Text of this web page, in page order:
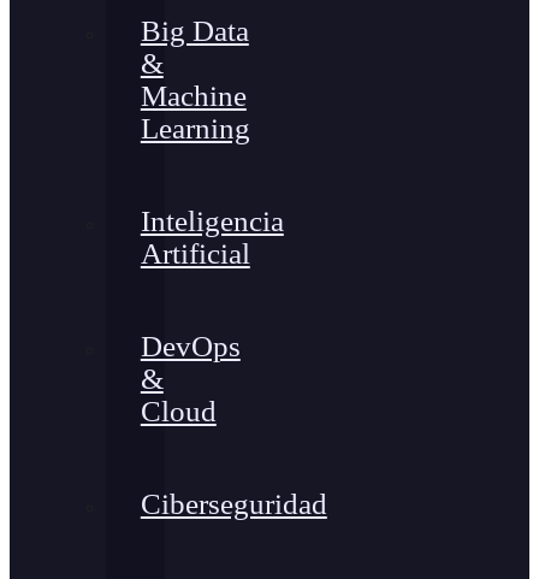
Big Data
&
Machine
Learning
Inteligencia
Artificial
DevOps
&
Cloud
Ciberseguridad